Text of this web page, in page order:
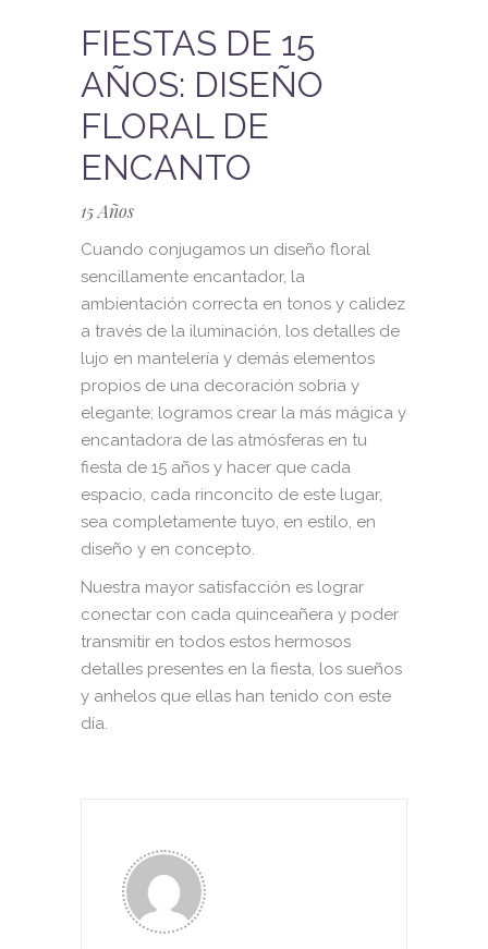
FIESTAS DE 15
AÑOS: DISEÑO
FLORAL DE
ENCANTO
15 Años
Cuando conjugamos un diseño floral
sencillamente encantador, la
ambientación correcta en tonos y calidez
a través de la iluminación, los detalles de
lujo en mantelería y demás elementos
propios de una decoración sobria y
elegante; logramos crear la más mágica y
encantadora de las atmósferas en tu
fiesta de 15 años y hacer que cada
espacio, cada rinconcito de este lugar,
sea completamente tuyo, en estilo, en
diseño y en concepto.
Nuestra mayor satisfacción es lograr
conectar con cada quinceañera y poder
transmitir en todos estos hermosos
detalles presentes en la fiesta, los sueños
y anhelos que ellas han tenido con este
día.